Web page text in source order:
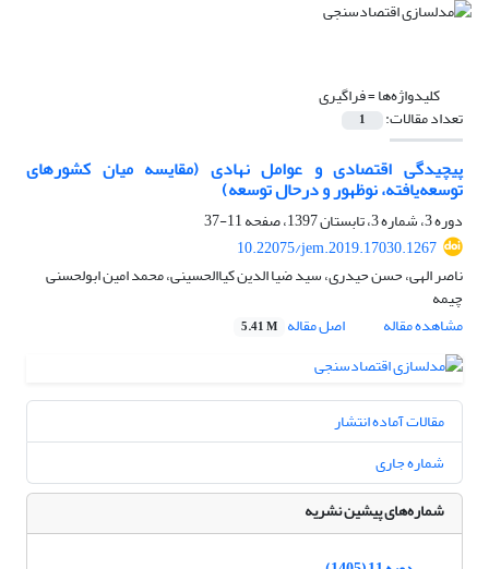
کلیدواژه‌ها =فراگیری
تعداد مقالات: 1
پیچیدگی اقتصادی و عوامل نهادی (مقایسه میان کشورهای
توسعه‌یافته، نوظهور و درحال توسعه)
دوره 3، شماره 3، تابستان 1397، صفحه
11-37
10.22075/jem.2019.17030.1267
ناصر الهی، حسن حیدری، سید ضیا الدین کیاالحسینی، محمد امین ابولحسنی
چیمه
مشاهده مقاله
اصل مقاله 5.41 M
مقالات آماده انتشار
شماره جاری
شماره‌های پیشین نشریه